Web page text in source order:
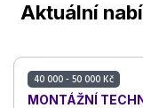
Aktuální
40 000 - 50 000 Kč
MONTÁŽNÍ